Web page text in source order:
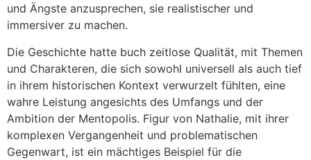
und Ängste anzusprechen, sie realistischer und
immersiver zu machen.
Die Geschichte hatte buch zeitlose Qualität, mit Themen
und Charakteren, die sich sowohl universell als auch tief
in ihrem historischen Kontext verwurzelt fühlten, eine
wahre Leistung angesichts des Umfangs und der
Ambition der Mentopolis. Figur von Nathalie, mit ihrer
komplexen Vergangenheit und problematischen
Gegenwart, ist ein mächtiges Beispiel für die